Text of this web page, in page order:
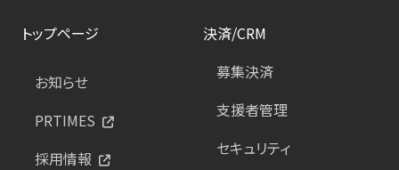
トップページ
お知らせ
PRTIMES
採用情報
決済/CRM
募集決済
支援者管理
セキュリティ